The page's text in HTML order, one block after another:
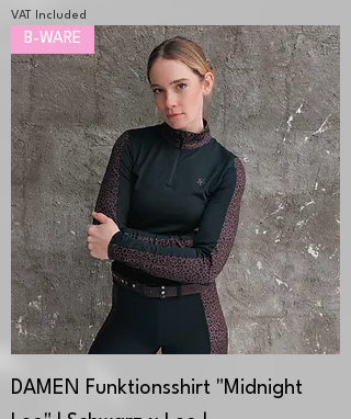
VAT Included
B-WARE
DAMEN Funktionsshirt "Midnight